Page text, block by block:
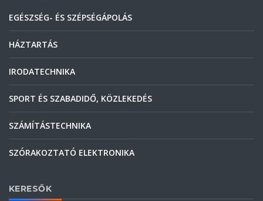
EGÉSZSÉG- ÉS SZÉPSÉGÁPOLÁS
HÁZTARTÁS
IRODATECHNIKA
SPORT ÉS SZABADIDŐ, KÖZLEKEDÉS
SZÁMÍTÁSTECHNIKA
SZÓRAKOZTATÓ ELEKTRONIKA
KERESŐK